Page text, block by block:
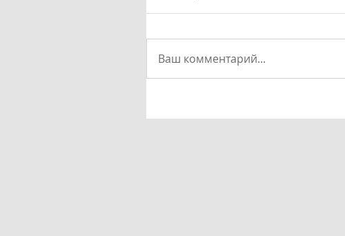
Ваш комментарий...